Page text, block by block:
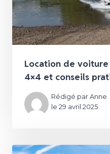
Location de voiture
4×4 et conseils
Rédigé par Anne
le 29 avril 2025